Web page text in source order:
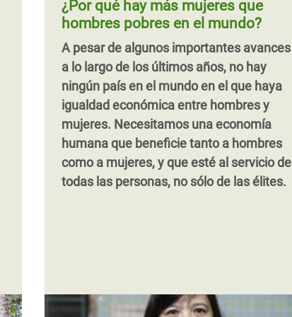
para abordar la desigualdad antes de la
pandemia.
las pérdidas económicas originadas por la
pandemia de COVI
Página 1
Siguiente
página
falta de políticas nacionales para combatir
la desigualdad. De los países analizados
en la elaboración del Índice de
Compromiso con la Reducción de la
Desigualdad (CRI) 2020, tan solo uno de
cada seis realizaba una inversión
suficiente en salud.
¿Por qué hay más mujeres que
hombres pobres en el mundo?
A pesar de algunos importantes avances
a lo largo de los últimos años, no hay
ningún país en el mundo en el que haya
igualdad económica entre hombres y
mujeres. Necesitamos una economía
humana que beneficie tanto a hombres
como a mujeres, y que esté al servicio de
todas las personas, no sólo de las élites.